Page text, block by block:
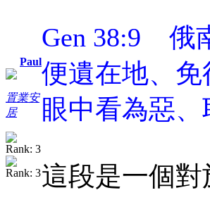
Paul
置業安
居
Gen 38:9 俄
便遺在地、
眼中看為惡
這段是一個